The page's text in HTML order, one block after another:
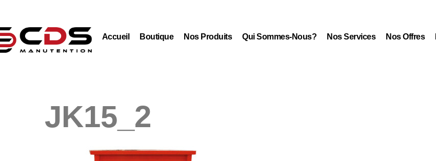
Accueil Boutique Nos Produits Qui Sommes-Nous? Nos Services Nos Offres
JK15_2